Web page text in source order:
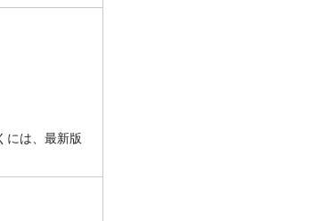
には、最新版